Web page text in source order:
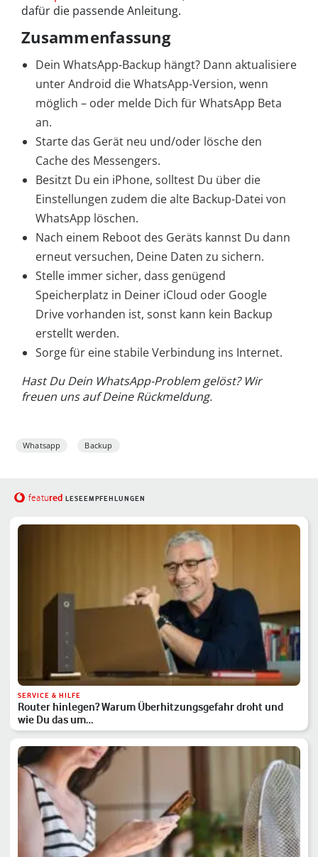
dafür die passende Anleitung.
Zusammenfassung
Dein WhatsApp-Backup hängt? Dann aktualisiere
unter Android die WhatsApp-Version, wenn
möglich – oder melde Dich für WhatsApp Beta
an.
Starte das Gerät neu und/oder lösche den
Cache des Messengers.
Besitzt Du ein iPhone, solltest Du über die
Einstellungen zudem die alte Backup-Datei von
WhatsApp löschen.
Nach einem Reboot des Geräts kannst Du dann
erneut versuchen, Deine Daten zu sichern.
Stelle immer sicher, dass genügend
Speicherplatz in Deiner iCloud oder Google
Drive vorhanden ist, sonst kann kein Backup
erstellt werden.
Sorge für eine stabile Verbindung ins Internet.
Hast Du Dein WhatsApp-Problem gelöst? Wir
freuen uns auf Deine Rückmeldung.
Whatsapp Backup
featured LESEEMPFEHLUNGEN
SERVICE & HILFE
Router hinlegen? Warum Überhitzungsgefahr droht und
wie Du das um…